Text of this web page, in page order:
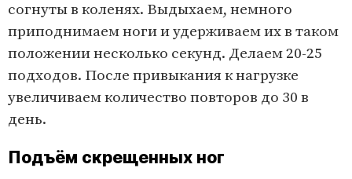
согнуты в коленях. Выдыхаем, немного
приподнимаем ноги и удерживаем их в таком
положении несколько секунд. Делаем 20-25
подходов. После привыкания к нагрузке
увеличиваем количество повторов до 30 в
день.
Подъём скрещенных ног